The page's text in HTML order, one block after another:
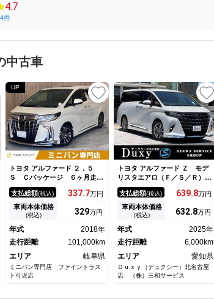
4.7
件
中古車
UP
トヨタ アルファード ２．５
Ｓ Ｃパッケージ ６ヶ月走行
距離無制限保証付 サンルー
フ モデリスタフルエアロ １
１型ナビ 後席フリップダウン
モニター レーダークルーズコ
ブレーキ 両側電動スライドド
ア バックカメラ
支払総額(税込) 337.7万円
車両本体価格
(税込) 329万円
年式
2018年
走行距離
101,000km
エリア
岐阜県
ミニバン専門店 ファイントラス
ト可児店
トヨタ アルファード Ｚ モデ
リスタエアロ（Ｆ／Ｓ／Ｒ）
１３．２型有機ＥＬ後席モニタ
ー 左右独立ムーンルーフ カ
ラーヘッドアップディスプレ
イ スペアタイヤ デジタルイ
ットモニター パノラマビュー
支払総額(税込) 639.8万円
車両本体価格
(税込) 632.8万円
年式
2025年
走行距離
6,000km
エリア
愛知県
Ｄｕｘｙ（デュクシー）北名古屋
店 （株）三和サービス